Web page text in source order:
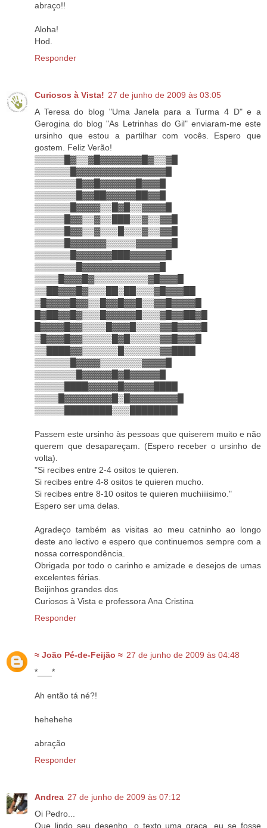
abraço!!
Aloha!
Hod.
Responder
Curiosos à Vista! 27 de junho de 2009 às 03:05
A Teresa do blog "Uma Janela para a Turma 4 D" e a
Gerogina do blog "As Letrinhas do Gil" enviaram-me este
ursinho que estou a partilhar com vocês. Espero que
gostem. Feliz Verão!
▒▒▒▒▒█▓▒▒▓█▓▓▓▓▓▓▓█▓▒▒▓█
▒▒▒▒▒▒█▓▓▓▓▓▓▓▓▓▓▓▓▓▓▓█
▒▒▒▒▒▒▒█▓▓█▓▓▓▓▓▓█▓▓▓█
▒▒▒▒▒▒▒█▓▓██▓▓▓▓▓██▓▓█
▒▒▒▒▒▒█▓▓▓▓▒▒█▓█▒▒▓▓▓▓█
▒▒▒▒▒█▓▓▒▒▓▒▒███▒▒▓▒▒▓▓█
▒▒▒▒▒█▓▓▒▒▓▒▒▒█▒▒▒▓▒▒▓▓█
▒▒▒▒▒█▓▓▓▓▓▓▒▒▒▒▒▓▓▓▓▓▓█
▒▒▒▒▒▒█▓▓▓▓▓▓███▓▓▓▓▓▓█
▒▒▒▒▒▒▒█▓▓▓▓▓▓▓▓▓▓▓▓▓█
▒▒▒▒█▓▓▓█▓▒▒▒▒▒▒▒▒▒▓█▓▓▓█
▒▒██▓▓▓█▓▒▒▒██▒██▒▒▒▓█▓▓▓██
▒█▓▓▓▓█▓▓▒▒█▓▓█▓▓█▒▒▓▓█▓▓▓▓█
█▓██▓▓█▓▒▒▒█▓▓▓▓▓█▒▒▒▓█▓▓██▓█
█▓▓▓▓█▓▓▒▒▒▒█▓▓▓█▒▒▒▒▓▓█▓▓▓▓█
▒█▓▓▓█▓▓▒▒▒▒▒█▓█▒▒▒▒▒▓▓█▓▓▓█
▒▒████▓▓▒▒▒▒▒▒█▒▒▒▒▒▒▓▓████
▒▒▒▒▒▒█▓▓▓▓▒▒▒▒▒▒▒▓▓▓▓█
▒▒▒▒▒▒▒█▓▓▓▓▓█▓█▓▓▓▓▓█
▒▒▒▒▒████▓▓▓▓▓█▓▓▓▓▓████
▒▒▒▒█▓▓▓▓▓▓▓▓█▒█▓▓▓▓▓▓▓▓█
▒▒▒▒▒████████▒▒▒████████
Passem este ursinho às pessoas que quiserem muito e não
querem que desapareçam. (Espero receber o ursinho de
volta).
"Si recibes entre 2-4 ositos te quieren.
Si recibes entre 4-8 ositos te quieren mucho.
Si recibes entre 8-10 ositos te quieren muchiiiisimo."
Espero ser uma delas.
Agradeço também as visitas ao meu catninho ao longo
deste ano lectivo e espero que continuemos sempre com a
nossa correspondência.
Obrigada por todo o carinho e amizade e desejos de umas
excelentes férias.
Beijinhos grandes dos
Curiosos à Vista e professora Ana Cristina
Responder
≈ João Pé-de-Feijão ≈ 27 de junho de 2009 às 04:48
*___*
Ah então tá né?!
hehehehe
abração
Responder
Andrea 27 de junho de 2009 às 07:12
Oi Pedro...
Que lindo seu desenho, o texto uma graça, eu se fosse